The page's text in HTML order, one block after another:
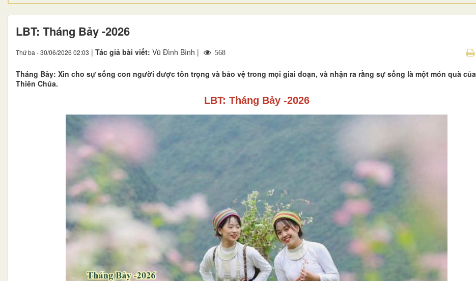
LBT: Tháng Bảy -2026
Thứ ba - 30/06/2026 02:03 | Tác giả bài viết: Vũ Đình Bình | 568
Tháng Bảy: Xin cho sự sống con người được tôn trọng và bảo vệ trong mọi giai đoạn, và nhận ra rằng sự sống là một món quà của
Thiên Chúa.
LBT: Tháng Bảy -2026